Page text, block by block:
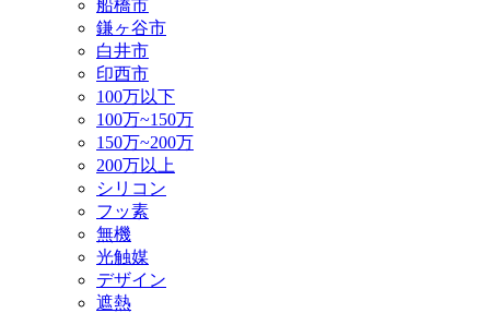
船橋市
鎌ヶ谷市
白井市
印西市
100万以下
100万~150万
150万~200万
200万以上
シリコン
フッ素
無機
光触媒
デザイン
遮熱